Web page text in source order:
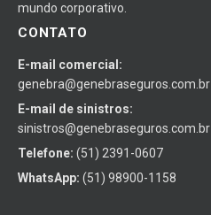
mundo corporativo.
CONTATO
E-mail comercial:
genebra@genebraseguros.com.br
E-mail de sinistros:
sinistros@genebraseguros.com.br
Telefone: (51) 2391-0607
WhatsApp: (51) 98900-1158